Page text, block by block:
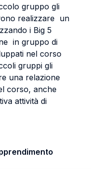
gruppo gli
realizzare un
i Big 5
in gruppo di
nel corso
gruppi gli
una relazione
corso, anche
attività di